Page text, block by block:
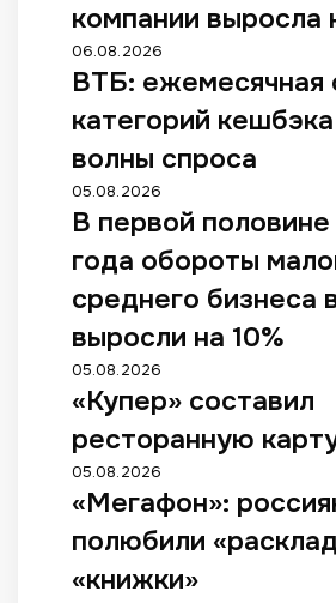
компании выросла
06.08.2026
ВТБ: ежемесячная
категорий
волны спроса
05.08.2026
В первой
года обороты
среднего бизнеса
выросли на 10%
05.08.2026
«Купер» составил
ресторанную
05.08.2026
«Мегафон»:
полюбили
«книжки»